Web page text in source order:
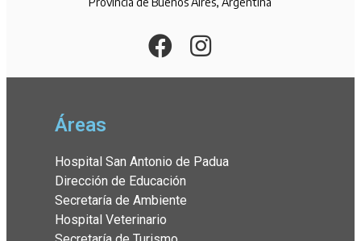
Áreas
Hospital San Antonio de Padua
Dirección de Educación
Secretaría de Ambiente
Hospital Veterinario